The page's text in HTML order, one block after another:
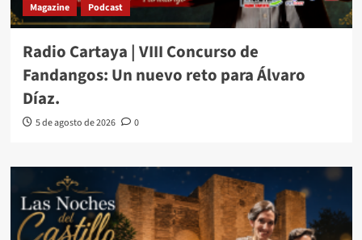
Magazine Podcast
Radio Cartaya | VIII Concurso de
Fandangos: Un nuevo reto para Álvaro
Díaz.
5 de agosto de 2026 0